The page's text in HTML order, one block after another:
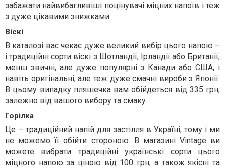
забажати найвибагливіші поцінувачі міцних напоїв і теж
з дуже цікавими знижками.
Віскі
В каталозі вас чекає дуже великий вибір цього напою –
і традиційні сорти віскі з Шотландії, Ірландії або Британії,
менш звичні, але дуже популярні з Канади або США, і
навіть оригінальні, але теж дуже смачні вироби з Японії.
В цьому випадку пляшечка вам обійдеться від 335 грн,
залежно від вашого вибору та смаку.
Горілка
Це – традиційний напій для застілля в Україні, тому і ми
не можемо її обійти стороною. В магазині Vintage ви
можете вибрати традиційні українські сорти цього
міцного напою за ціною від 100 грн, а також якісні та